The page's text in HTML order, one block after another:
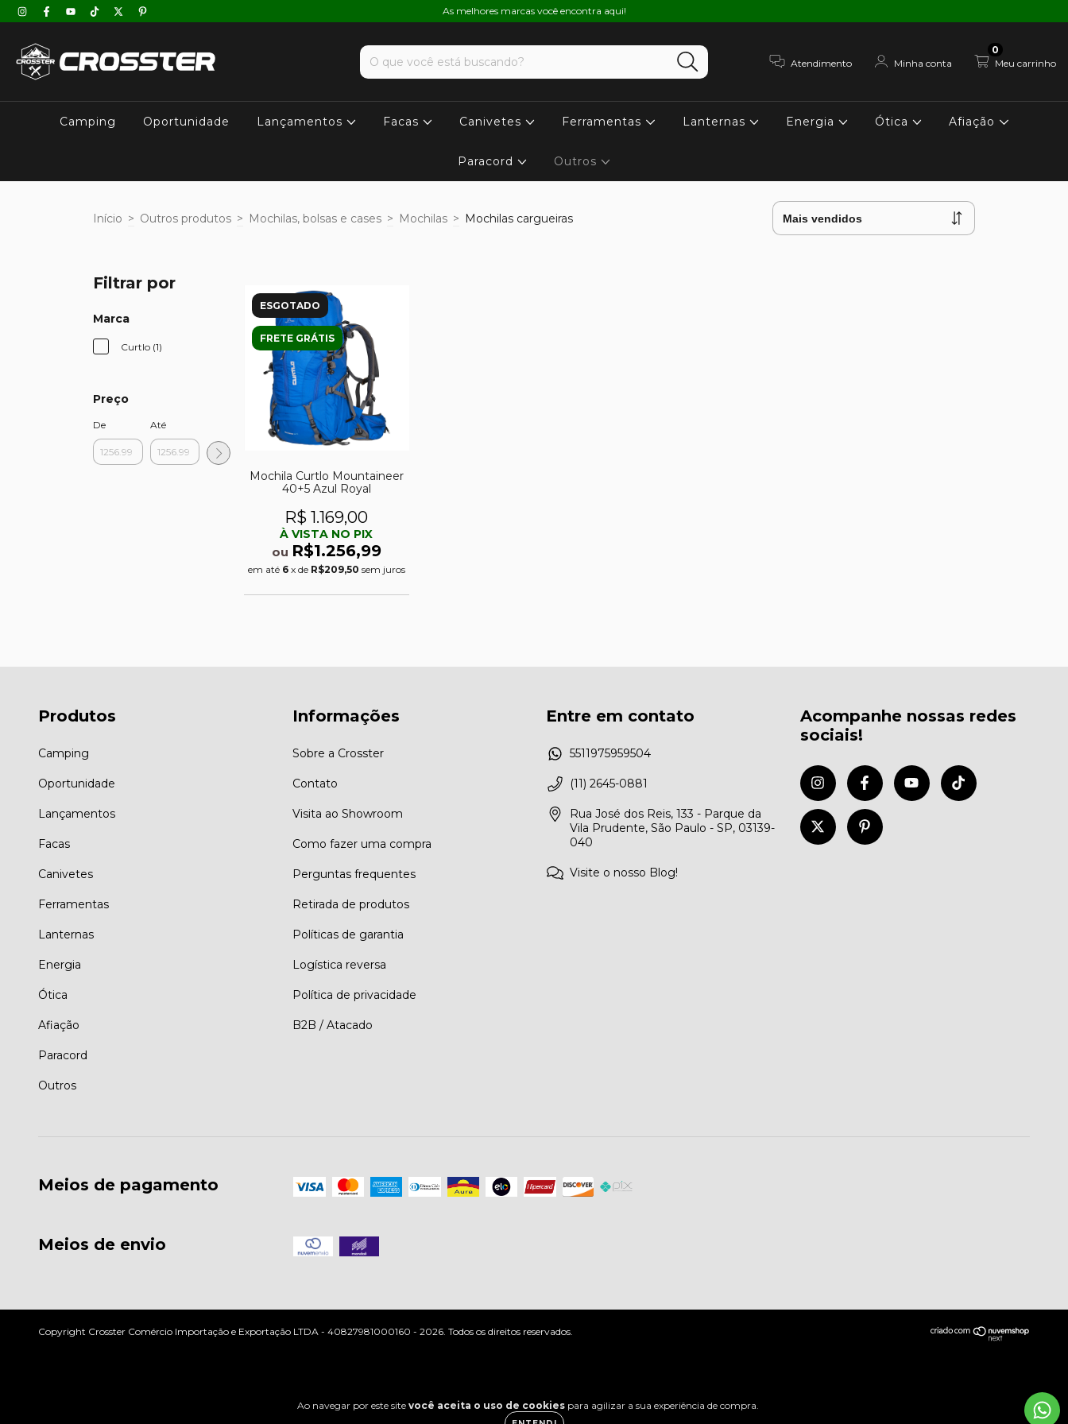
As melhores marcas você encontra aqui!
Atendimento Minha conta Meu carrinho
0
Camping Oportunidade Lançamentos Facas Canivetes Ferramentas Lanternas Energia Ótica Afiação
Paracord Outros
Ao navegar por este site você aceita o uso de cookiespara agilizar a sua experiência de compra.
Início > Outros produtos > Mochilas, bolsas e cases > Mochilas > Mochilas cargueiras
Filtrar por
Marca
Curtlo (1)
Preço
De Até
ESGOTADO
FRETE GRÁTIS
Mochila Curtlo Mountaineer
40+5 Azul Royal
R$ 1.169,00
À VISTA NO PIX
ou R$1.256,99
em até 6 x de R$209,50 sem juros
Produtos
Camping
Oportunidade
Lançamentos
Facas
Canivetes
Ferramentas
Lanternas
Energia
Ótica
Afiação
Paracord
Outros
Informações
Sobre a Crosster
Contato
Visita ao Showroom
Como fazer uma compra
Perguntas frequentes
Retirada de produtos
Políticas de garantia
Logística reversa
Política de privacidade
B2B / Atacado
Entre em contato
5511975959504
(11) 2645-0881
Rua José dos Reis, 133 - Parque da
Vila Prudente, São Paulo - SP, 03139-
040
Visite o nosso Blog!
Acompanhe nossas redes
sociais!
Meios de pagamento
Meios de envio
Copyright Crosster Comércio Importação e Exportação LTDA - 40827981000160 - 2026. Todos os direitos reservados.